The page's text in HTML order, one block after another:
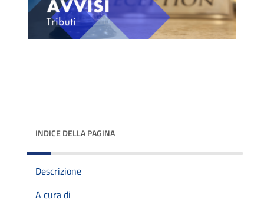
INDICE DELLA PAGINA
Descrizione
A cura di